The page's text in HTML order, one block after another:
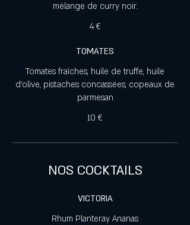
mélange de curry noir.
4 €
TOMATES
Tomates fraîches, huile de truffe, huile
d'olive, pistaches concassées, copeaux de
parmesan
10 €
NOS COCKTAILS
VICTORIA
Rhum Planteray Ananas